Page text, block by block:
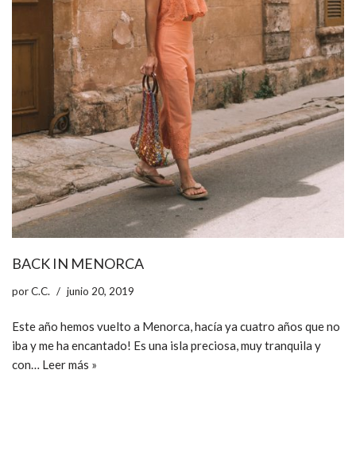
BACK IN MENORCA
porC.C. junio 20, 2019
Este año hemos vuelto a Menorca, hacía ya cuatro años que no
iba y me ha encantado! Es una isla preciosa, muy tranquila y
con… Leer más »